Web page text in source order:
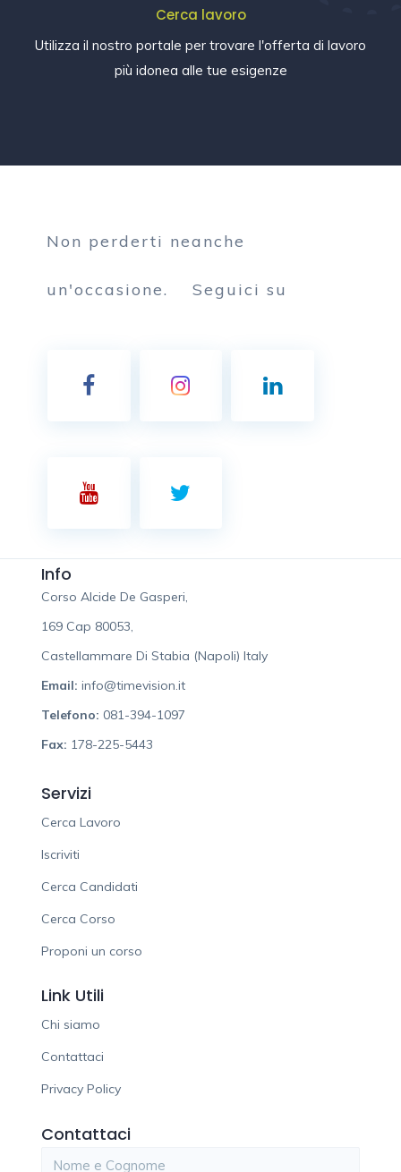
Cerca lavoro
Utilizza il nostro portale per trovare l'offerta di lavoro
più idonea alle tue esigenze
Non perderti neanche
un'occasione. Seguici su
Info
Corso Alcide De Gasperi,
169 Cap 80053,
Castellammare Di Stabia (Napoli) Italy
Email: info@timevision.it
Telefono: 081-394-1097
Fax: 178-225-5443
Servizi
Cerca Lavoro
Iscriviti
Cerca Candidati
Cerca Corso
Proponi un corso
Link Utili
Chi siamo
Contattaci
Privacy Policy
Contattaci